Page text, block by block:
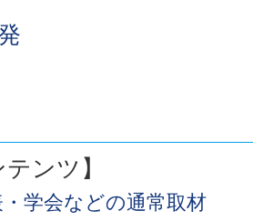
テンツ】
学会などの通常取材